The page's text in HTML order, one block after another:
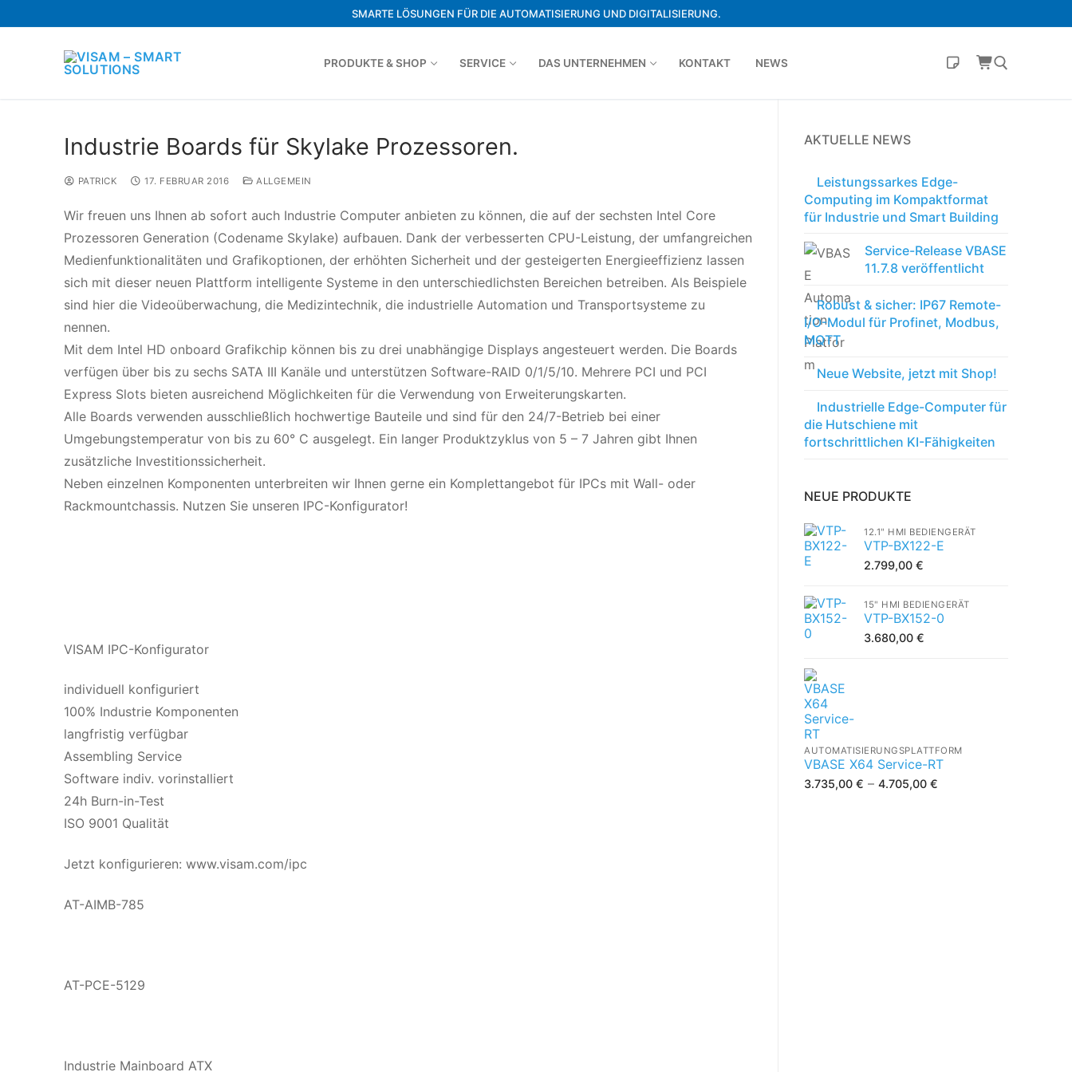
SMARTE LÖSUNGEN FÜR DIE AUTOMATISIERUNG UND DIGITALISIERUNG.
PRODUKTE & SHOP SERVICE DAS UNTERNEHMEN KONTAKT NEWS
Industrie Boards für Skylake Prozessoren.
PATRICK 17. FEBRUAR 2016 ALLGEMEIN
Wir freuen uns Ihnen ab sofort auch Industrie Computer anbieten zu können, die auf der sechsten Intel Core
Prozessoren Generation (Codename Skylake) aufbauen. Dank der verbesserten CPU-Leistung, der umfangreichen
Medienfunktionalitäten und Grafikoptionen, der erhöhten Sicherheit und der gesteigerten Energieeffizienz lassen
sich mit dieser neuen Plattform intelligente Systeme in den unterschiedlichsten Bereichen betreiben. Als Beispiele
sind hier die Videoüberwachung, die Medizintechnik, die industrielle Automation und Transportsysteme zu
nennen.
Mit dem Intel HD onboard Grafikchip können bis zu drei unabhängige Displays angesteuert werden. Die Boards
verfügen über bis zu sechs SATA III Kanäle und unterstützen Software-RAID 0/1/5/10. Mehrere PCI und PCI
Express Slots bieten ausreichend Möglichkeiten für die Verwendung von Erweiterungskarten.
Alle Boards verwenden ausschließlich hochwertige Bauteile und sind für den 24/7-Betrieb bei einer
Umgebungstemperatur von bis zu 60° C ausgelegt. Ein langer Produktzyklus von 5 – 7 Jahren gibt Ihnen
zusätzliche Investitionssicherheit.
Neben einzelnen Komponenten unterbreiten wir Ihnen gerne ein Komplettangebot für IPCs mit Wall- oder
Rackmountchassis. Nutzen Sie unseren IPC-Konfigurator!
VISAM IPC-Konfigurator
individuell konfiguriert
100% Industrie Komponenten
langfristig verfügbar
Assembling Service
Software indiv. vorinstalliert
24h Burn-in-Test
ISO 9001 Qualität
Jetzt konfigurieren: www.visam.com/ipc
AT-AIMB-785
AT-PCE-5129
Industrie Mainboard ATX
AKTUELLE NEWS
Leistungssarkes Edge-
Computing im Kompaktformat
für Industrie und Smart Building
Service-Release VBASE
11.7.8 veröffentlicht
Robust & sicher: IP67 Remote-
I/O-Modul für Profinet, Modbus,
MQTT
Neue Website, jetzt mit Shop!
Industrielle Edge-Computer für
die Hutschiene mit
fortschrittlichen KI-Fähigkeiten
NEUE PRODUKTE
12.1" HMI BEDIENGERÄT
VTP-BX122-E
2.799,00 €
15" HMI BEDIENGERÄT
VTP-BX152-0
3.680,00 €
AUTOMATISIERUNGSPLATTFORM
VBASE X64 Service-RT
3.735,00 € – 4.705,00 €